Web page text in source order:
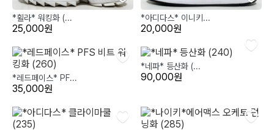
*휠라* 워킹화 (...
25,000원
*아디다스* 이니키...
20,000원
*레드페이스* PF...
35,000원
*네파* 등산화 (...
90,000원